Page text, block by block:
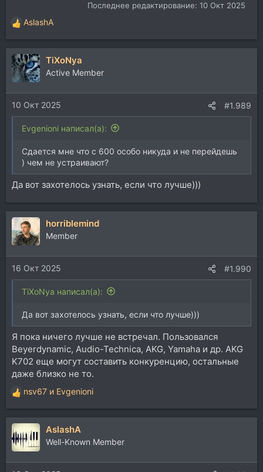
Последнее редактирование: 10 Окт 2025
Р
е
а
к
ц
и
и
:
AslashA
TiXoNya
Active Member
10 Окт 2025 #1.989
Evgenioni написал(а):
Сдается мне что с 600 особо никуда и не перейдешь
) чем не устраивают?
Да вот захотелось узнать, если что лучше)))
horriblemind
Member
16 Окт 2025 #1.990
TiXoNya написал(а):
Да вот захотелось узнать, если что лучше)))
Я пока ничего лучше не встречал. Пользовался
Beyerdynamic, Audio-Technica, AKG, Yamaha и др. AKG
K702 еще могут составить конкуренцию, остальные
даже близко не то.
Р
е
а
к
ц
и
и
nsv67 и Evgenioni
AslashA
Well-Known Member